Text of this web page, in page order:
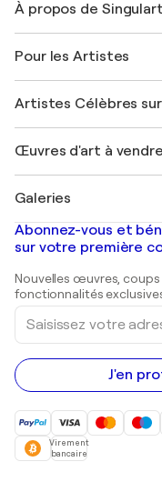
Expédition
Offrir une carte
Rejoignez notre
Mon compte
+33 1 76 44 06 42
À propos de Singulart
FAQ
Magazine Singulart
Emplois
Découvrez une
Pour les Artistes
Se connecter en tant
Artistes Célèbres
Marc Chagall
Banksy
Mr. Brainwash
Shepard Fairey
Œuvres d'art à vendre
Tableaux abstraits à
Peintures de paysage
Estampes
Peintures acryliques
Galeries
Galeries d'art en
Galeries d'art en
Abonnez-vous et
sur votre première
Nouvelles œuvres,
fonctionnalités
Saisissez
votre
adresse
e-
mail
J'en
Virement
bancaire